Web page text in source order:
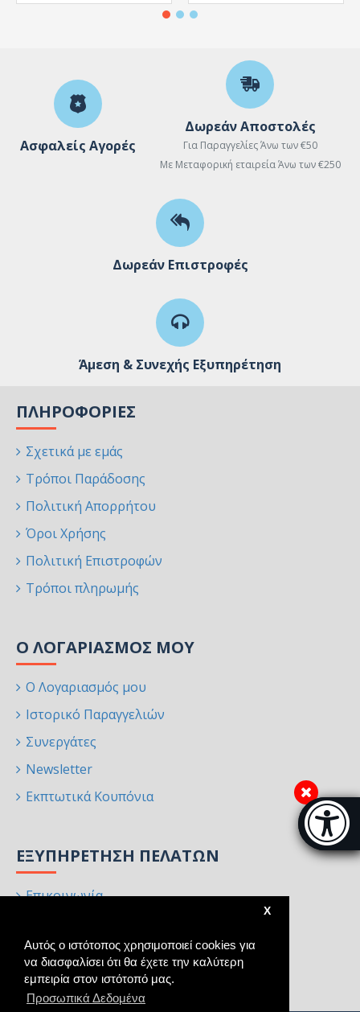
Αυτός ο ιστότοπος χρησιμοποιεί cookies για
να διασφαλίσει ότι θα έχετε την καλύτερη
εμπειρία στον ιστότοπό μας.
Προσωπικά Δεδομένα
X
Μπάρα
Ασφαλείς Αγορές
Δωρεάν Αποστολές
Για Παραγγελίες Άνω των €50
Με Μεταφορική εταιρεία Άνω των €250
Δωρεάν Επιστροφές
Άμεση & Συνεχής Εξυπηρέτηση
ΠΛΗΡΟΦΟΡΊΕΣ
Σχετικά με εμάς
Τρόποι Παράδοσης
Πολιτική Απορρήτου
Όροι Χρήσης
Πολιτική Επιστροφών
Τρόποι πληρωμής
Ο ΛΟΓΑΡΙΑΣΜΌΣ ΜΟΥ
Ο Λογαριασμός μου
Ιστορικό Παραγγελιών
Συνεργάτες
Newsletter
Εκπτωτικά Κουπόνια
ΕΞΥΠΗΡΈΤΗΣΗ ΠΕΛΑΤΏΝ
Επικοινωνία
Χάρτης Ιστότοπου
Κατασκευαστές